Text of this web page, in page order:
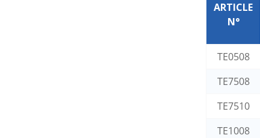
ARTICLE
N°
TE0508
TE7508
TE7510
TE1008